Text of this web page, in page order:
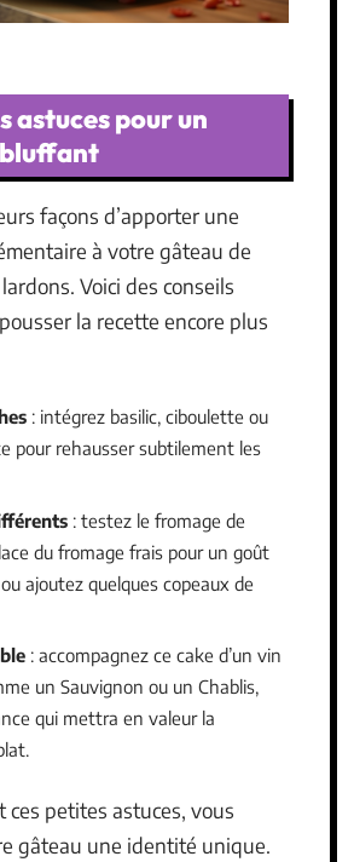
astuces pour un
façons d’apporter une
à votre gâteau de
Voici des conseils
la recette encore plus
: intégrez basilic, ciboulette ou
pour rehausser subtilement les
: testez le fromage de
du fromage frais pour un goût
ajoutez quelques copeaux de
: accompagnez ce cake d’un vin
un Sauvignon ou un Chablis,
qui mettra en valeur la
ces petites astuces, vous
gâteau une identité unique.